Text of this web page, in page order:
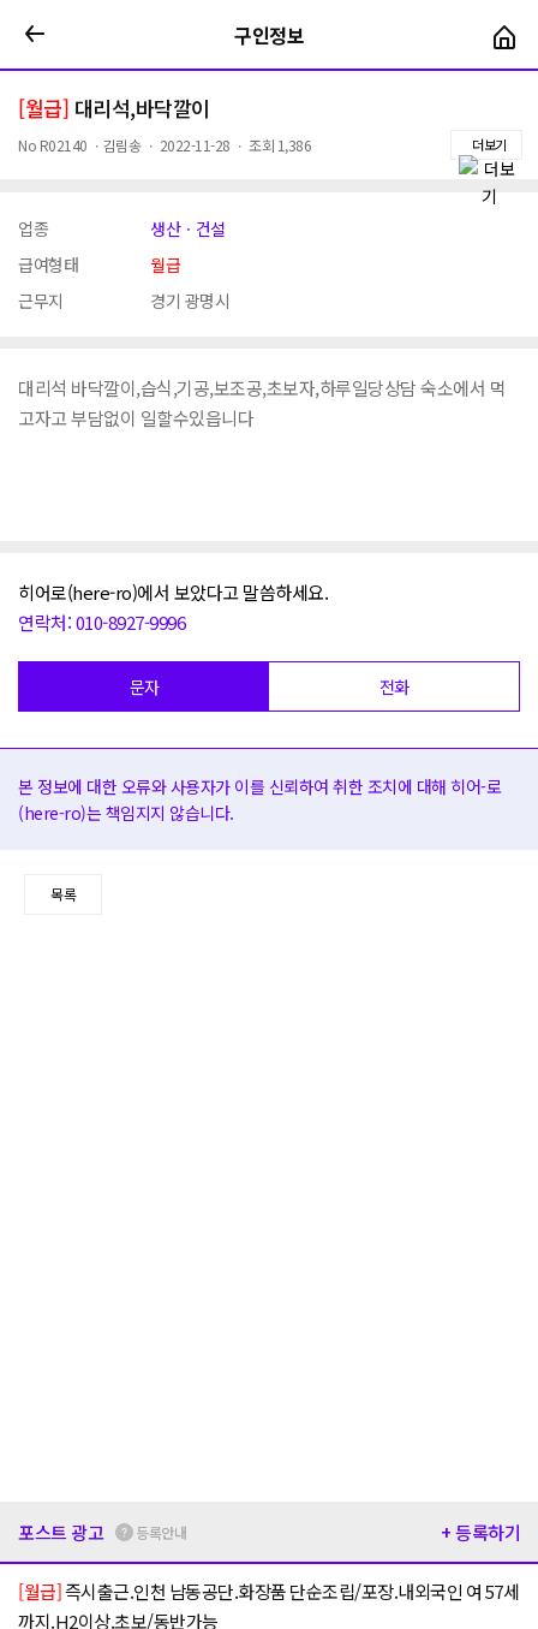
구인정보
[월급] 대리석,바닥깔이
No R02140 ㆍ 김림송ㆍ 2022-11-28 ㆍ 조회 1,386 더보기
업종
생산ㆍ건설
급여형태
월급
근무지
경기 광명시
대리석 바닥깔이,습식,기공,보조공,초보자,하루일당상담 숙소에서 먹
고자고 부담없이 일할수있읍니다
히어로(here-ro)에서 보았다고 말씀하세요.
연락처: 010-8927-9996
문자 전화
본 정보에 대한 오류와 사용자가 이를 신뢰하여 취한 조치에 대해 히어-로
(here-ro)는 책임지지 않습니다.
목록
구인정보
포스트 광고 등록안내 + 등록하기
[월급]
까지.H2이상.초보/동반가능